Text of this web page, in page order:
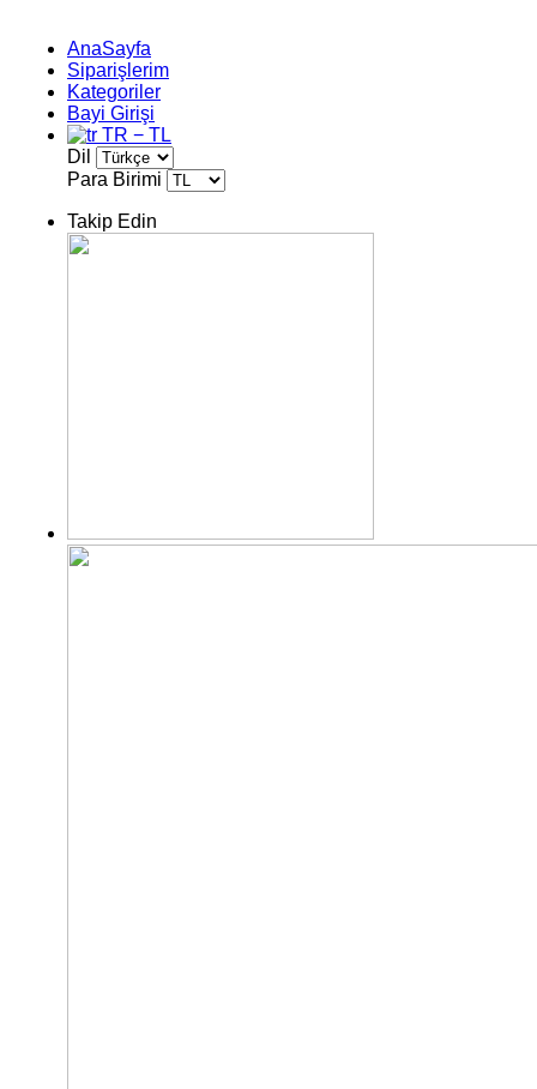
AnaSayfa
Siparişlerim
Kategoriler
Bayi Girişi
TR − TL
Dil
Para Birimi
Takip Edin